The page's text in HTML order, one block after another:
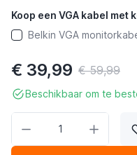
Koop een VGA kabel met
Belkin VGA
€ 39,99 € 59,99
Beschikbaar om te